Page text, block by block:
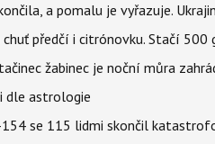
a pomalu je vyřazuje.
předčí i citrónovku. Stačí 500
žabinec je noční můra
dle astrologie
se 115 lidmi skončil